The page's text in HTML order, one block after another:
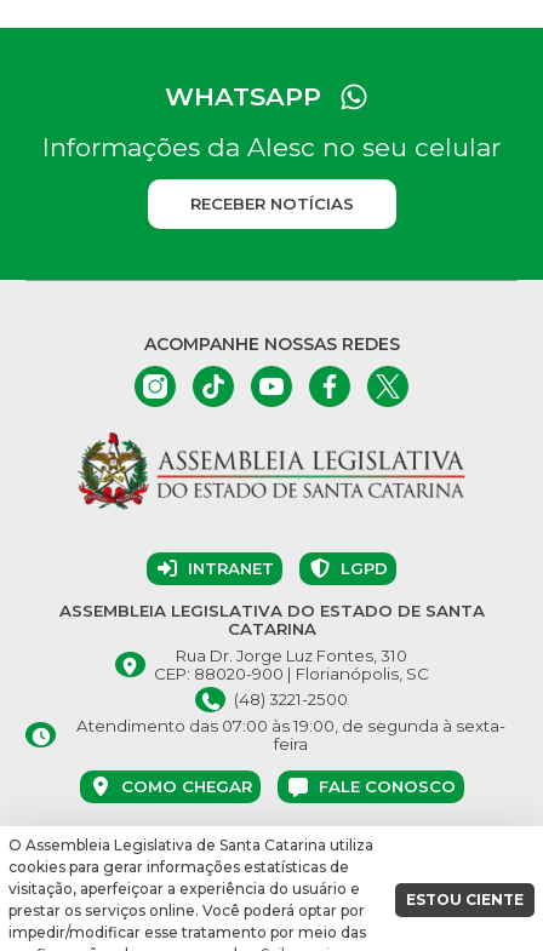
WHATSAPP
Informações da Alesc no seu celular
RECEBER NOTÍCIAS
ACOMPANHE NOSSAS REDES
INTRANET LGPD
ASSEMBLEIA LEGISLATIVA DO ESTADO DE SANTA
CATARINA
Rua Dr. Jorge Luz Fontes, 310
CEP: 88020-900 | Florianópolis, SC
(48) 3221-2500
Atendimento das 07:00 às 19:00, de segunda à sexta-
feira
COMO CHEGAR FALE CONOSCO
© Assembleia Legislativa do Estado de Santa Catarina 2026.
Desenvolvido por:
vbuild 17609
O Assembleia Legislativa de Santa Catarina utiliza
cookies para gerar informações estatísticas de
visitação, aperfeiçoar a experiência do usuário e
prestar os serviços online. Você poderá optar por
impedir/modificar esse tratamento por meio das
ESTOU CIENTE